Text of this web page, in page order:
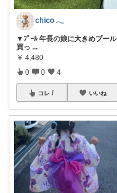
𝖼𝗁𝗂𝖼𝗈 𓂃
▼ﾌﾟｰﾙ 年長の娘に大きめプール
買っ ...
￥ 4,480
0 0 4
コレ いいね